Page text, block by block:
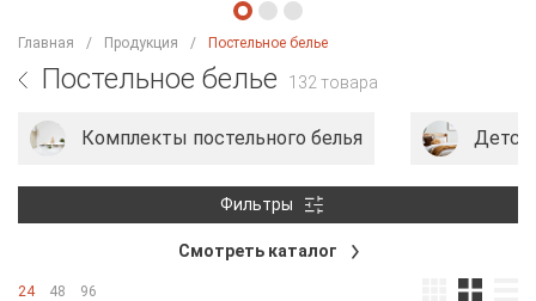
Главная Продукция Постельное белье
Постельное белье 132 товара
Комплекты постельного белья
Фильтры
Смотреть каталог
24 48 96